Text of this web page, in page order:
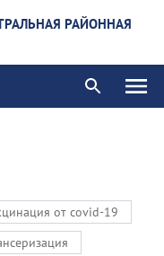
РАЙОННАЯ
от covid-19